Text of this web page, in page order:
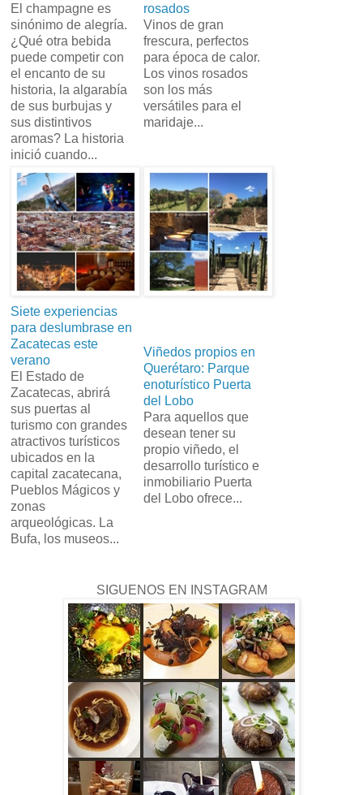
El champagne es
sinónimo de alegría.
¿Qué otra bebida
puede competir con
el encanto de su
historia, la algarabía
de sus burbujas y
sus distintivos
aromas? La historia
inició cuando...
rosados
Vinos de gran
frescura, perfectos
para época de calor.
Los vinos rosados
son los más
versátiles para el
maridaje...
Siete experiencias
para deslumbrase en
Zacatecas este
verano
El Estado de
Zacatecas, abrirá
sus puertas al
turismo con grandes
atractivos turísticos
ubicados en la
capital zacatecana,
Pueblos Mágicos y
zonas
arqueológicas. La
Bufa, los museos...
Viñedos propios en
Querétaro: Parque
enoturístico Puerta
del Lobo
Para aquellos que
desean tener su
propio viñedo, el
desarrollo turístico e
inmobiliario Puerta
del Lobo ofrece...
SIGUENOS EN INSTAGRAM